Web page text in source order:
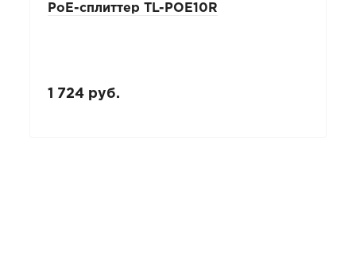
PoE-сплиттер TL-POE10R
1 724 руб.